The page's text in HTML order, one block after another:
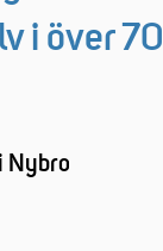
i över 70
Nybro